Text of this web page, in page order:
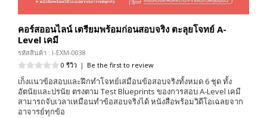
คอร์สออนไลน์ เตรียมพร้อมก่อนสอบจริง ตะลุยโจทย์ A-
Level เคมี
รหัสสินค้า : I-EXM-0038
0 รีวิว | Be the first to review
เก็งแนวข้อสอบและฝึกทำโจทย์เสมือนข้อสอบจริงทั้งหมด 6 ชุด ทั้ง
อัตนัยและปรนัย ตรงตาม Test Blueprints ของการสอบ A-Level เคมี
สามารถจับเวลาเหมือนทำข้อสอบจริงได้ หนังสือพร้อมวิดีโอเฉลยจาก
อาจารย์ทุกข้อ